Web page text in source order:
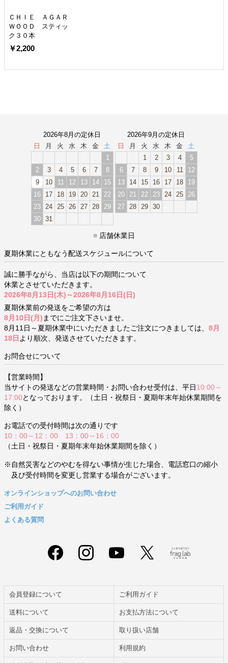
ＣＨＩＥ ＡＧＡＲ
ＷＯＯＤ スティッ
ク３０本
￥2,200
2026年8月の定休日
日
月 火 水 木 金
土
1
2
3 4 5 6 7
8
9
10 11 12 13 14
15
16
17 18 19 20 21
22
23
24 25 26 27 28
29
30 31
2026年9月の定休日
日
月 火 水 木 金
土
1
2 3 4
5
6
7 8 9 10 11
12
13
14 15 16 17 18
19
20
21 22 23 24 25
26
27
28 29 30
■ 店舗休業日
夏期休業にともなう配送スケジュールについて
誠に勝手ながら、当店は以下の期間について
休業とさせていただきます。
2026年8月13日(木)～2026年8月16日(日)
夏期休業前の発送をご希望の方は
8月10日(月) までにご注文下さいませ。
8月11日～夏期休業中にいただきましたご注文につきましては、 8月
18日 より順次、発送させていただきます。
お問合せについて
【営業時間】
当サイトの発送などの営業時間・お問い合わせ受付は、平日 10:00～
17:00となっております。（土日・祝祭日・夏期年末年始休業期間を
除く）
お電話での受付時間は次の通りです
10：00～12：00 13：00～16：00
（土日・祝祭日・夏期年末年始休業期間を除く）
※自然災害などのやむを得ない事情が生じた場合、電話窓口の縮小
及び受付時間を変更し営業する場合がございます。
オンラインショップへのお問い合わせ
ご利用ガイド
よくある質問
会員登録について ご利用ガイド
送料について お支払方法について
返品・交換について 取り扱い店舗
お問い合わせ 利用規約